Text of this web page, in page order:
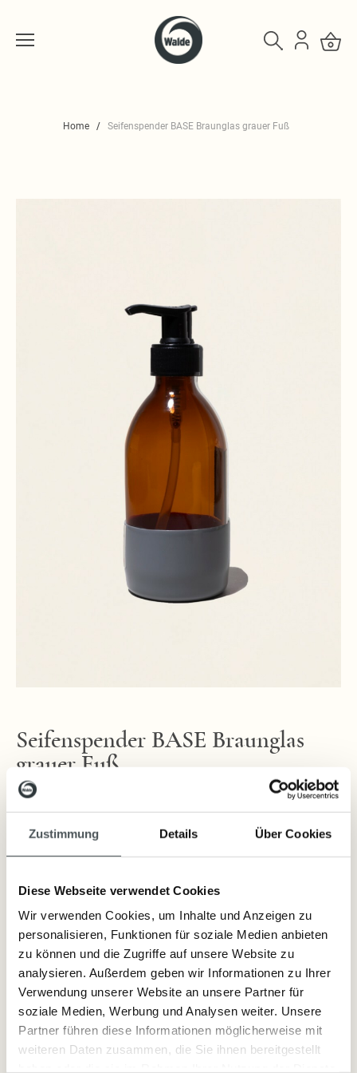
Zustimmung Details Über Cookies
Diese Webseite verwendet Cookies
Wir verwenden Cookies, um Inhalte und Anzeigen zu
personalisieren, Funktionen für soziale Medien anbieten
zu können und die Zugriffe auf unsere Website zu
analysieren. Außerdem geben wir Informationen zu Ihrer
Verwendung unserer Website an unsere Partner für
soziale Medien, Werbung und Analysen weiter. Unsere
Partner führen diese Informationen möglicherweise mit
weiteren Daten zusammen, die Sie ihnen bereitgestellt
Home Seifenspender BASE Braunglas grauer Fuß
Seifenspender BASE Braunglas
grauer Fuß
praktischer Seifenspender 300ml mit Pumpe
Ob dezent oder poppig, der für Seifen, Lotionen, Shampoos,
oder Ihrer Küche. Der Kunststofffuss schütz Abstellflächen vor
Bruchschäden
Lieferzeit: sofort lieferbar
14,80 €
Inkl. Steuern , Versandkosten